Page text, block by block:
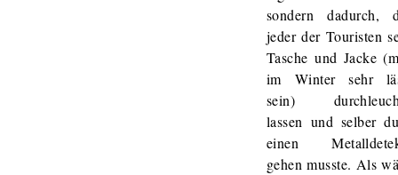
sondern dadurch,
jeder der Touristen
Tasche und Jacke
im Winter sehr
sein)
lassen und selber
einen
gehen musste. Als